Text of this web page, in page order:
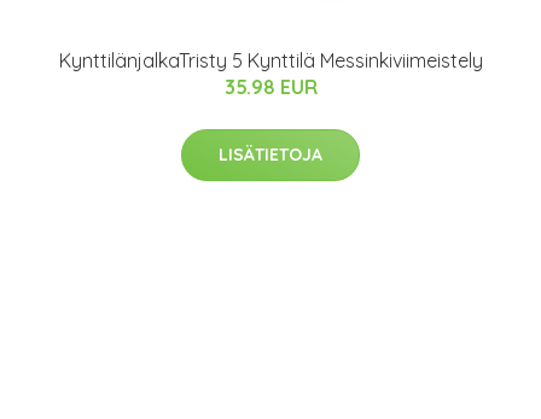
KynttilänjalkaTristy 5 Kynttilä Messinkiviimeistely
35.98 EUR
LISÄTIETOJA